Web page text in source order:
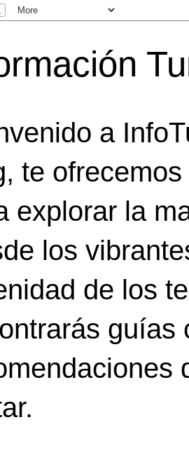
a
te
explorar la
los
de los
guías